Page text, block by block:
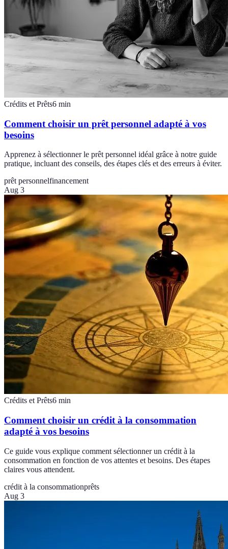
Crédits et Prêts6 min
Comment choisir un prêt personnel adapté à vos
besoins
Apprenez à sélectionner le prêt personnel idéal grâce à notre guide
pratique, incluant des conseils, des étapes clés et des erreurs à éviter.
prêt personnelfinancement
Aug 3
Crédits et Prêts6 min
Comment choisir un crédit à la consommation
adapté à vos besoins
Ce guide vous explique comment sélectionner un crédit à la
consommation en fonction de vos attentes et besoins. Des étapes
claires vous attendent.
crédit à la consommationprêts
Aug 3